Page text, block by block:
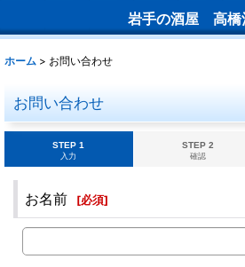
岩手の酒屋 高橋
ホーム > お問い合わせ
お問い合わせ
STEP 1
入力
STEP 2
確認
お名前 [必須]